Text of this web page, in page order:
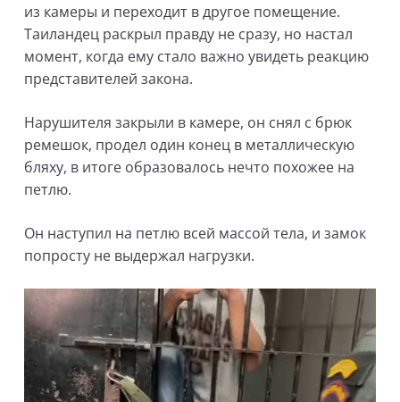
из камеры и переходит в другое помещение.
Таиландец раскрыл правду не сразу, но настал
момент, когда ему стало важно увидеть реакцию
представителей закона.
Нарушителя закрыли в камере, он снял с брюк
ремешок, продел один конец в металлическую
бляху, в итоге образовалось нечто похожее на
петлю.
Он наступил на петлю всей массой тела, и замок
попросту не выдержал нагрузки.